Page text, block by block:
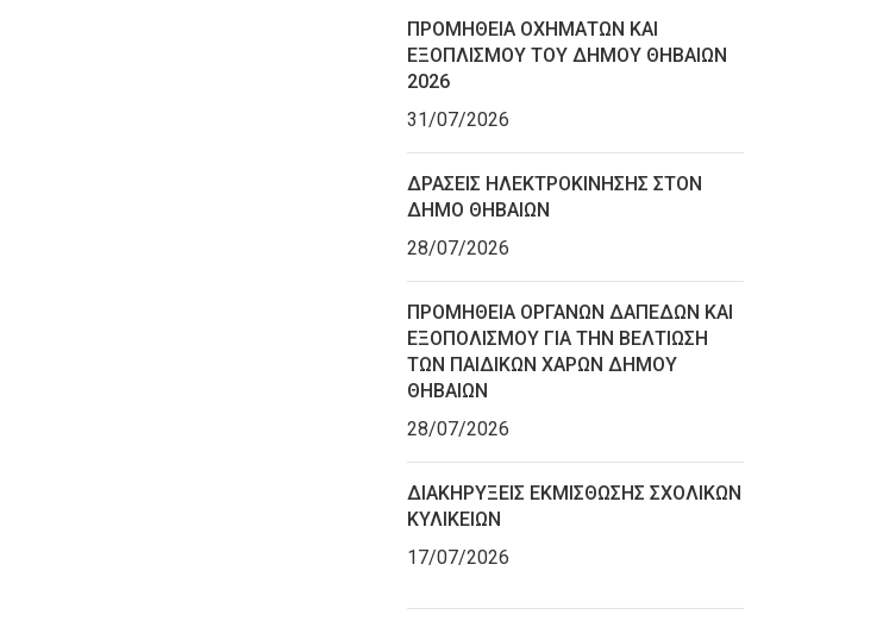
ΠΡΟΜΗΘΕΙΑ ΟΧΗΜΑΤΩΝ ΚΑΙ
ΕΞΟΠΛΙΣΜΟΥ ΤΟΥ ΔΗΜΟΥ ΘΗΒΑΙΩΝ
2026
31/07/2026
ΔΡΑΣΕΙΣ ΗΛΕΚΤΡΟΚΙΝΗΣΗΣ ΣΤΟΝ
ΔΗΜΟ ΘΗΒΑΙΩΝ
28/07/2026
ΠΡΟΜΗΘΕΙΑ ΟΡΓΑΝΩΝ ΔΑΠΕΔΩΝ ΚΑΙ
ΕΞΟΠΟΛΙΣΜΟΥ ΓΙΑ ΤΗΝ ΒΕΛΤΙΩΣΗ
ΤΩΝ ΠΑΙΔΙΚΩΝ ΧΑΡΩΝ ΔΗΜΟΥ
ΘΗΒΑΙΩΝ
28/07/2026
ΔΙΑΚΗΡΥΞΕΙΣ ΕΚΜΙΣΘΩΣΗΣ ΣΧΟΛΙΚΩΝ
ΚΥΛΙΚΕΙΩΝ
17/07/2026